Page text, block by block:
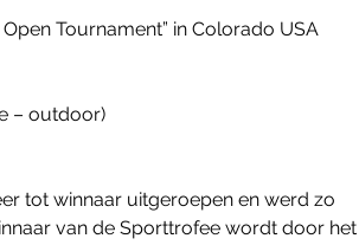
Tournament” in Colorado USA
– outdoor)
tot winnaar uitgeroepen en werd zo
van de Sporttrofee wordt door het